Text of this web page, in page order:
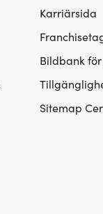
Karriärsida
Bildbank
Sitemap